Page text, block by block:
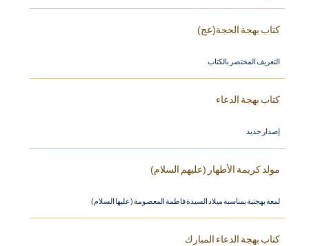
كتاب بهجة الحجة(عج)
التعريف المختصر بالكتاب
كتاب بهجة الدعاء
إصدار جديد
مولد كريمة الأطهار (عليهم السلام)
لمعة بهجتية بمناسبة ميلاد السيدة فاطمة المعصومة (عليها السلام)
كتاب بهجة الدعاء المبارك